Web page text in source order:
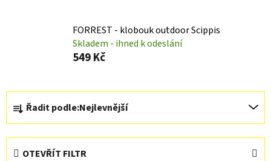
FORREST - klobouk outdoor Scippis
Skladem - ihned k odeslání
549 Kč
Ř
a
z
Řadit podle:Nejlevnější
OTEVŘÍT FILTR